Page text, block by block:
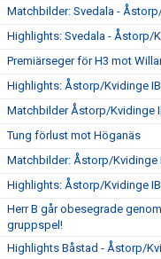
Matchbilder: Svedala -
Highlights: Svedala - Åstorp/
Premiärseger för H3 mot
Highlights: Åstorp/Kvidinge
Matchbilder Åstorp/Kvidinge
Tung förlust mot Höganäs
Matchbilder: Åstorp/Kvidinge
Highlights: Åstorp/Kvidinge
Herr B går obesegrade
gruppspel!
Highlights Båstad - Åstorp/